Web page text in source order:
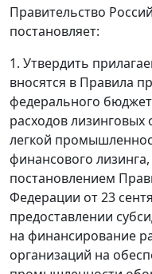
Правительство
постановляет:
1. Утвердить
вносятся в Правила
федерального
расходов
легкой
финансового
постановлением
Федерации от 23
предоставлении
на финансирование
организаций на